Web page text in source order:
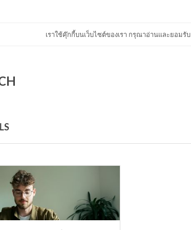
เราใช้คุ๊กกี้บนเว็บไซต์ของเรา กรุณาอ่านและยอมรับ